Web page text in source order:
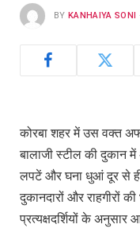
BY KANHAIYA SONI
कोरबा शहर में उस वक्त
बालाजी स्टील की
लपटें और घना धुआं दूर से
दुकानदारों और राहगीरों
प्रत्यक्षदर्शियों के